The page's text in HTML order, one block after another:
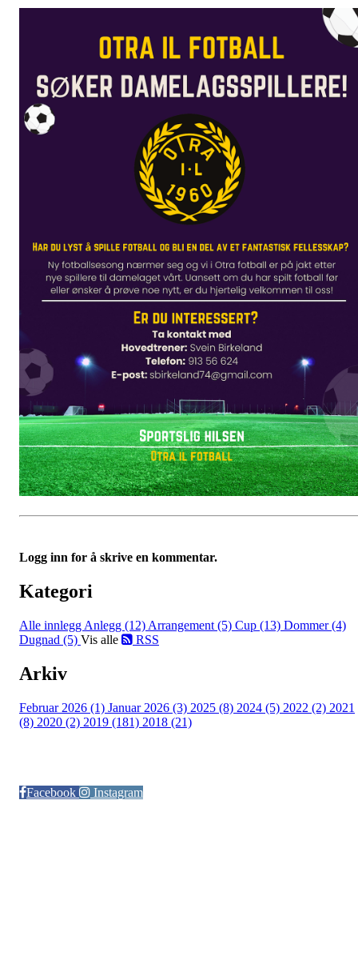
Logg inn for å skrive en kommentar.
Kategori
Alle innlegg Anlegg (12) Arrangement (5) Cup (13) Dommer (4)
Dugnad (5) Vis alle RSS
Arkiv
Februar 2026 (1) Januar 2026 (3) 2025 (8) 2024 (5) 2022 (2) 2021
(8) 2020 (2) 2019 (181) 2018 (21)
Facebook
Instagram